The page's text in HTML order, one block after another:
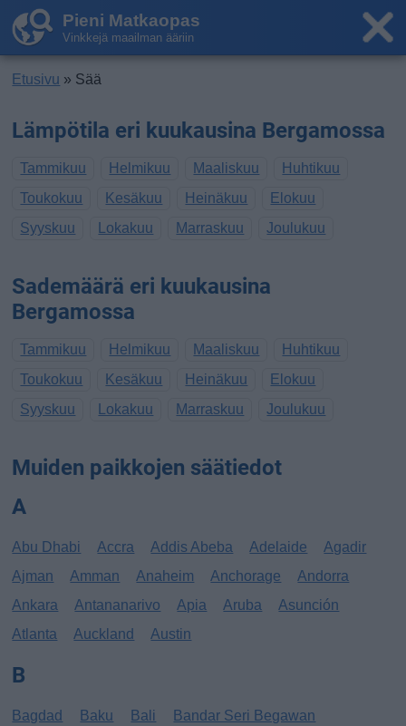
Pieni Matkaopas
Vinkkejä maailman ääriin
Etusivu » Sää
Lämpötila eri kuukausina Bergamossa
Tammikuu Helmikuu Maaliskuu
Huhtikuu
Toukokuu
Kesäkuu Heinäkuu
Elokuu
Syyskuu
Lokakuu Marraskuu Joulukuu
Sademäärä eri kuukausina
Bergamossa
Tammikuu Helmikuu Maaliskuu
Huhtikuu
Toukokuu
Kesäkuu Heinäkuu
Elokuu
Syyskuu
Lokakuu Marraskuu Joulukuu
Muiden paikkojen säätiedot
A
Abu Dhabi Accra Addis Abeba Adelaide
Agadir
Ajman
Amman Anaheim Anchorage
Andorra
Ankara
Antananarivo Apia Aruba
Asunción
Atlanta
Auckland Austin
B
Bagdad Baku Bali
Bandar Seri Begawan